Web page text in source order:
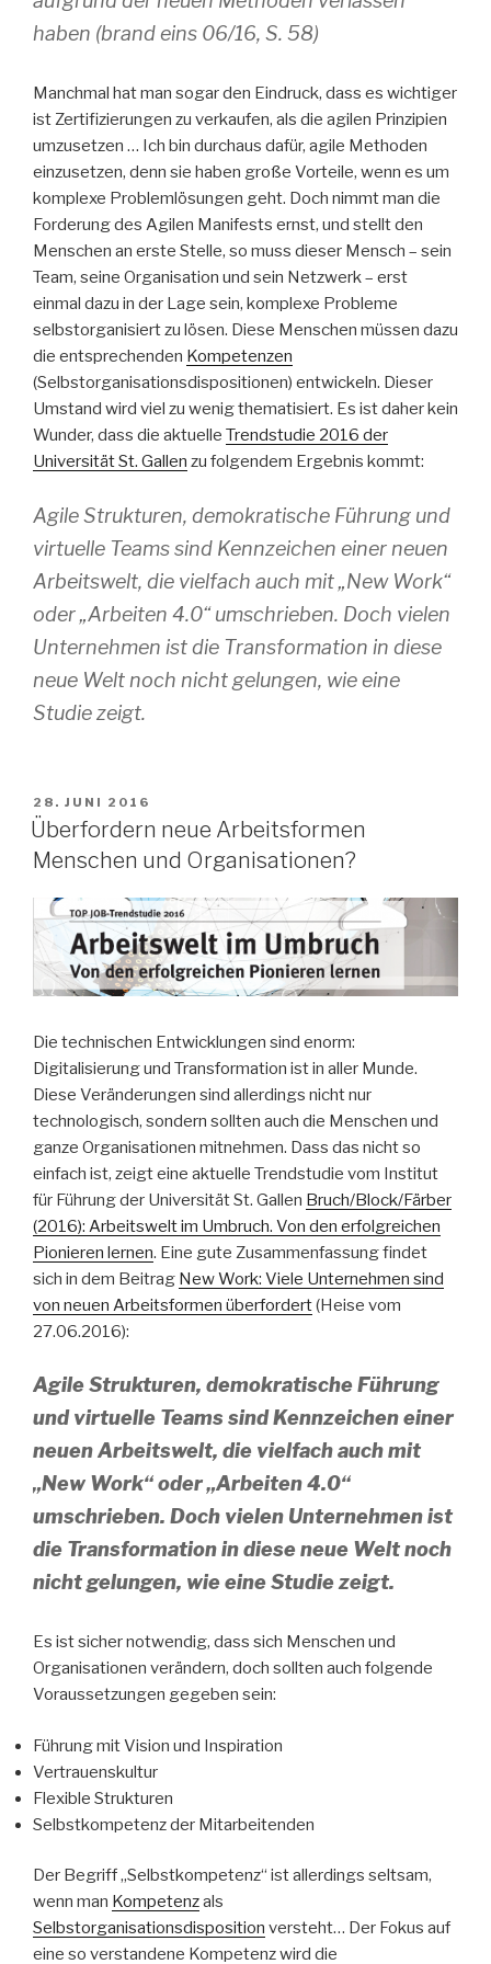
haben (brand eins 06/16, S. 58)
Manchmal hat man sogar den Eindruck, dass es wichtiger
ist Zertifizierungen zu verkaufen, als die agilen Prinzipien
umzusetzen … Ich bin durchaus dafür, agile Methoden
einzusetzen, denn sie haben große Vorteile, wenn es um
komplexe Problemlösungen geht. Doch nimmt man die
Forderung des Agilen Manifests ernst, und stellt den
Menschen an erste Stelle, so muss dieser Mensch – sein
Team, seine Organisation und sein Netzwerk – erst
einmal dazu in der Lage sein, komplexe Probleme
selbstorganisiert zu lösen. Diese Menschen müssen dazu
die entsprechenden Kompetenzen
(Selbstorganisationsdispositionen) entwickeln. Dieser
Umstand wird viel zu wenig thematisiert. Es ist daher kein
Wunder, dass die aktuelle Trendstudie 2016 der
Universität St. Gallen zu folgendem Ergebnis kommt:
Agile Strukturen, demokratische Führung und
virtuelle Teams sind Kennzeichen einer neuen
Arbeitswelt, die vielfach auch mit „New Work“
oder „Arbeiten 4.0“ umschrieben. Doch vielen
Unternehmen ist die Transformation in diese
neue Welt noch nicht gelungen, wie eine
Studie zeigt.
VERÖFFENTLICHT
AM
28. JUNI 2016
Überfordern neue Arbeitsformen
Menschen und Organisationen?
Die technischen Entwicklungen sind enorm:
Digitalisierung und Transformation ist in aller Munde.
Diese Veränderungen sind allerdings nicht nur
technologisch, sondern sollten auch die Menschen und
ganze Organisationen mitnehmen. Dass das nicht so
einfach ist, zeigt eine aktuelle Trendstudie vom Institut
für Führung der Universität St. Gallen Bruch/Block/Färber
(2016): Arbeitswelt im Umbruch. Von den erfolgreichen
Pionieren lernen. Eine gute Zusammenfassung findet
sich in dem Beitrag New Work: Viele Unternehmen sind
von neuen Arbeitsformen überfordert(Heise vom
27.06.2016):
Agile Strukturen, demokratische Führung
und virtuelle Teams sind Kennzeichen einer
neuen Arbeitswelt, die vielfach auch mit
„New Work“ oder „Arbeiten 4.0“
umschrieben. Doch vielen Unternehmen ist
die Transformation in diese neue Welt noch
nicht gelungen, wie eine Studie zeigt.
Es ist sicher notwendig, dass sich Menschen und
Organisationen verändern, doch sollten auch folgende
Voraussetzungen gegeben sein:
Führung mit Vision und Inspiration
Vertrauenskultur
Flexible Strukturen
Selbstkompetenz der Mitarbeitenden
Der Begriff „Selbstkompetenz“ ist allerdings seltsam,
wenn man Kompetenzals
Selbstorganisationsdisposition versteht… Der Fokus auf
eine so verstandene Kompetenz wird die